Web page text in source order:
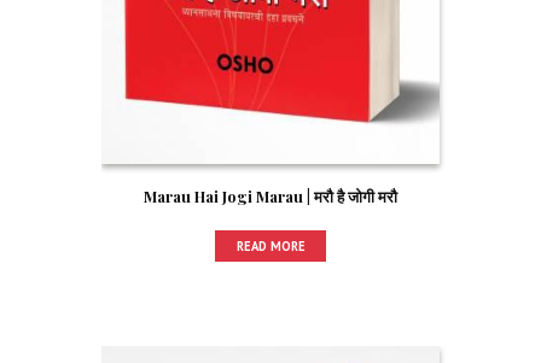
Marau Hai Jogi Marau | मरौ है जोगी मरौ
READ MORE